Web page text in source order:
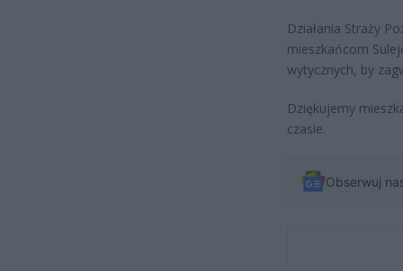
Działania Straży
mieszkańcom
wytycznych, by
Dziękujemy
czasie.
Obserwuj